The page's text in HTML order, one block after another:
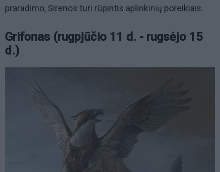
praradimo, Sirenos turi rūpintis aplinkinių poreikiais.
Grifonas (rugpjūčio 11 d. - rugsėjo 15
d.)